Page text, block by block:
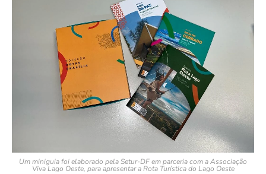
Um miniguia foi elaborado pela Setur-DF em parceria com a Associação
Viva Lago Oeste, para apresentar a Rota Turística do Lago Oeste